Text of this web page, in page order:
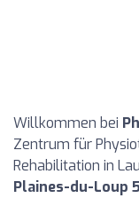
Willkommen bei
Zentrum für
Rehabilitation in
Plaines-du-Loup